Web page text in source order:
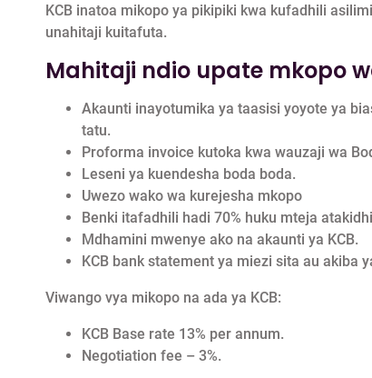
KCB inatoa mikopo ya pikipiki kwa kufadhili
unahitaji kuitafuta.
Mahitaji ndio upate mkopo
Akaunti inayotumika ya taasisi yoyote ya
tatu.
Proforma invoice kutoka kwa wauzaji wa
Leseni ya kuendesha boda boda.
Uwezo wako wa kurejesha mkopo
Benki itafadhili hadi 70% huku mteja
Mdhamini mwenye ako na akaunti ya KCB.
KCB bank statement ya miezi sita au akiba
Viwango vya mikopo na ada ya KCB:
KCB Base rate 13% per annum.
Negotiation fee – 3%.